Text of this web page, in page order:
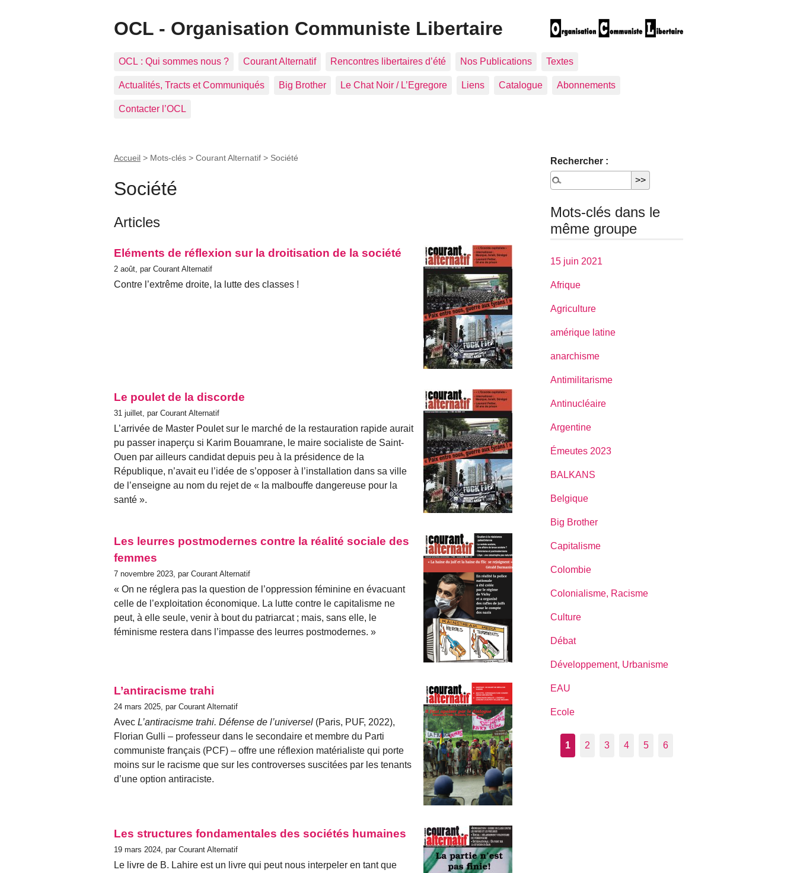
OCL - Organisation Communiste Libertaire
OCL : Qui sommes nous ? Courant Alternatif Rencontres libertaires d’été Nos Publications Textes
Actualités, Tracts et Communiqués Big Brother Le Chat Noir / L’Egregore Liens Catalogue Abonnements
Contacter l’OCL
Accueil > Mots-clés > Courant Alternatif > Société
Société
Articles
Eléments de réflexion sur la droitisation de la société
2 août, par Courant Alternatif
Contre l’extrême droite, la lutte des classes !
Le poulet de la discorde
31 juillet, par Courant Alternatif
L’arrivée de Master Poulet sur le marché de la restauration rapide aurait
pu passer inaperçu si Karim Bouamrane, le maire socialiste de Saint-
Ouen par ailleurs candidat depuis peu à la présidence de la
République, n’avait eu l’idée de s’opposer à l’installation dans sa ville
de l’enseigne au nom du rejet de « la malbouffe dangereuse pour la
santé ».
Les leurres postmodernes contre la réalité sociale des
femmes
7 novembre 2023, par Courant Alternatif
« On ne réglera pas la question de l’oppression féminine en évacuant
celle de l’exploitation économique. La lutte contre le capitalisme ne
peut, à elle seule, venir à bout du patriarcat ; mais, sans elle, le
féminisme restera dans l’impasse des leurres postmodernes. »
L’antiracisme trahi
24 mars 2025, par Courant Alternatif
Avec L’antiracisme trahi. Défense de l’universel (Paris, PUF, 2022),
Florian Gulli – professeur dans le secondaire et membre du Parti
communiste français (PCF) – offre une réflexion matérialiste qui porte
moins sur le racisme que sur les controverses suscitées par les tenants
d’une option antiraciste.
Les structures fondamentales des sociétés humaines
19 mars 2024, par Courant Alternatif
Le livre de B. Lahire est un livre qui peut nous interpeler en tant que
Rechercher :
Mots-clés dans le
même groupe
15 juin 2021
Afrique
Agriculture
amérique latine
anarchisme
Antimilitarisme
Antinucléaire
Argentine
Émeutes 2023
BALKANS
Belgique
Big Brother
Capitalisme
Colombie
Colonialisme, Racisme
Culture
Débat
Développement, Urbanisme
EAU
Ecole
1 2 3 4 5 6